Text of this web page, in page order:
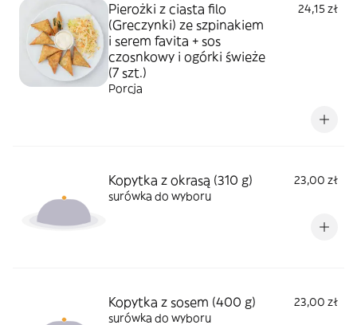
Pierożki z ciasta filo
(Greczynki) ze szpinakiem
i serem favita + sos
czosnkowy i ogórki świeże
(7 szt.)
24,15 zł
Porcja
Kopytka z okrasą (310 g)
23,00 zł
surówka do wyboru
Kopytka z sosem (400 g)
23,00 zł
surówka do wyboru